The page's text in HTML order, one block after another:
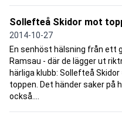
Sollefteå Skidor mot
2014-10-27
En senhöst hälsning från ett
Ramsau - där de lägger ut
härliga klubb: Sollefteå Skidor
toppen. Det händer saker på
också....